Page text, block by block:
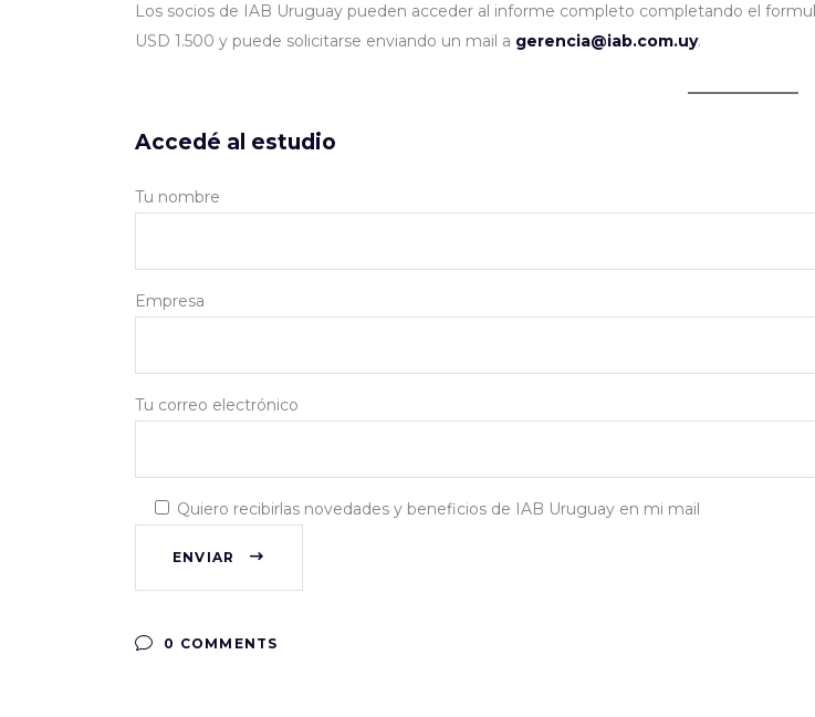
Los socios de IAB Uruguay pueden acceder al informe completo completando el
USD 1.500 y puede solicitarse enviando un mail a gerencia@iab.com.uy.
Accedé al estudio
Tu nombre
Empresa
Tu correo electrónico
Quiero recibirlas novedades y beneficios de IAB Uruguay en mi mail
ENVIAR
0 COMMENTS